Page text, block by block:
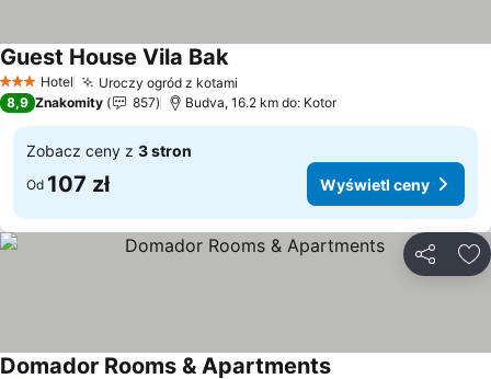
3 Kategoria
Hotel Uroczy ogród z kotami
Guest House Vila Bak
8,9 Znakomity 857 Budva, 16.2 km do: Kotor
Zobacz ceny z 3 stron
Od 107 zł Wyświetl ceny
Domador Rooms & Apartments